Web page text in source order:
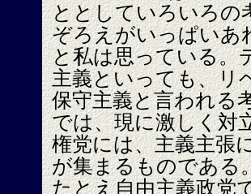
ととしていろいろの
ぞろえがいっぱいあ
と私は思っている。
主義といっても、リ
保守主義と言われる
では、現に激しく対
権党には、主義主張
が集まるものである
たとえ自由主義政党